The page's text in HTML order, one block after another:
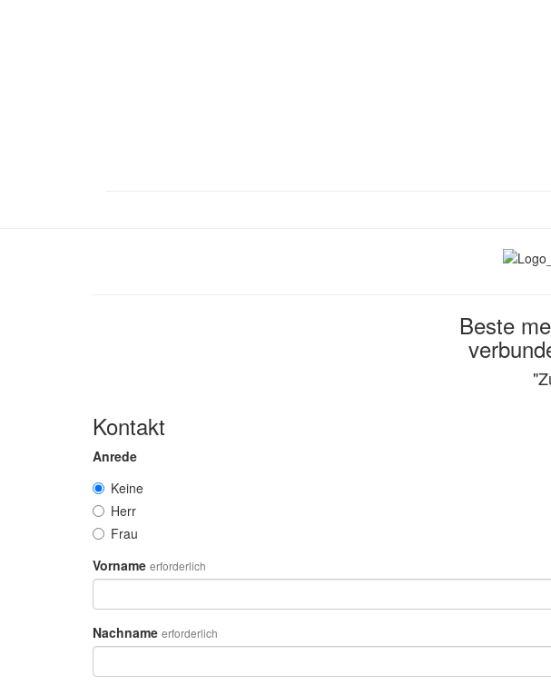
Erkrankungen des
Augenheilkunde
Zahnheilkunde
Fohlenintensivmedizin
Beste
Kontakt
Anrede
Keine
Herr
Frau
Vorname erforderlich
Nachname erforderlich